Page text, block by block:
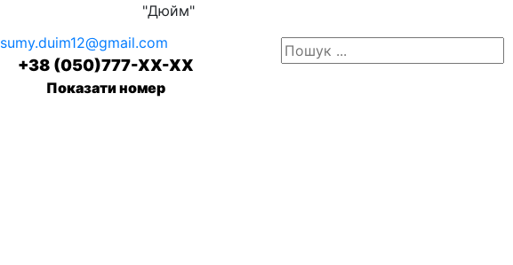
"Дюйм"
sumy.duim12@gmail.com
+38 (050)777-XX-XX
Показати номер